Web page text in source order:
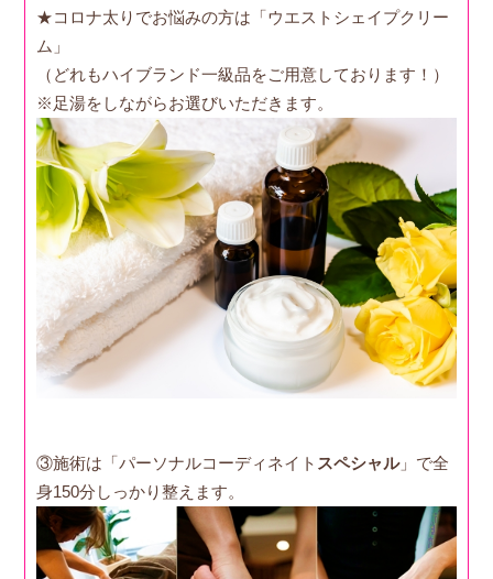
★コロナ太りでお悩みの方は「ウエストシェイプクリー
ム」
（どれもハイブランド一級品をご用意しております！）
※足湯をしながらお選びいただきます。
③施術は「パーソナルコーディネイト スペシャル」で全
身150分しっかり整えます。